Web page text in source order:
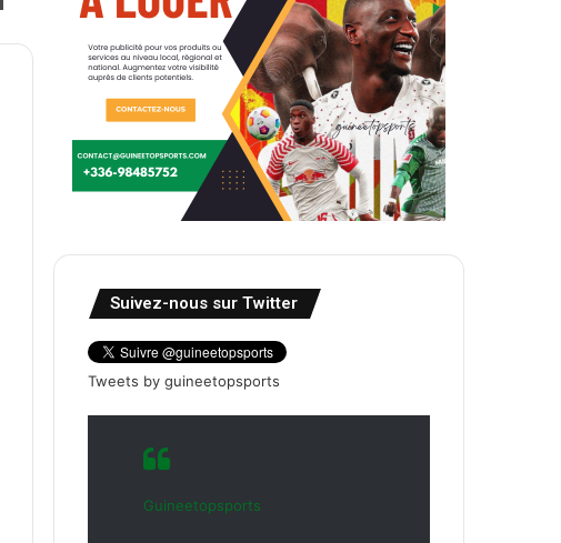
Suivez-nous sur Twitter
Tweets by guineetopsports
Guineetopsports